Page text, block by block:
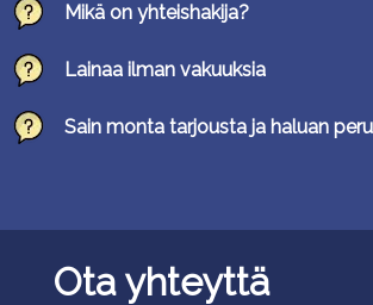
Ota yhteyttä
Mikä on yhteishakija?
Lainaa ilman vakuuksia
Sain monta tarjousta ja haluan